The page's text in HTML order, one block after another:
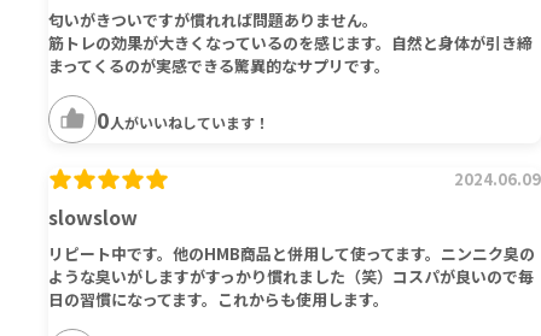
匂いがきついですが慣れれば問題ありません。
筋トレの効果が大きくなっているのを感じます。自然と身体が引き締
まってくるのが実感できる驚異的なサプリです。
0人がいいねしています！
slowslow
2024.06.09
リピート中です。他のHMB商品と併用して使ってます。ニンニク臭の
ような臭いがしますがすっかり慣れました（笑）コスパが良いので毎
日の習慣になってます。これからも使用します。